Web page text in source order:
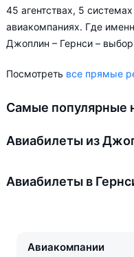
45 агентствах, 5
авиакомпаниях. Где
Джоплин – Гернси –
Посмотреть все прямые
Самые популярные
Авиабилеты из
Авиабилеты в
Авиакомпании